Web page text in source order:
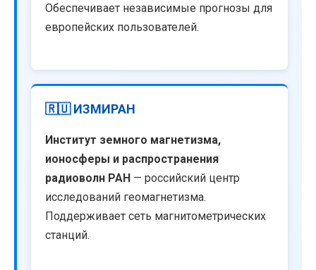
Обеспечивает независимые прогнозы для
европейских пользователей.
🇷🇺 ИЗМИРАН
Институт земного магнетизма,
ионосферы и распространения
радиоволн РАН — российский центр
исследований геомагнетизма.
Поддерживает сеть магнитометрических
станций.